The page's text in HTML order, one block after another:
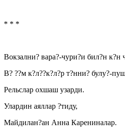
* * *
Вокзални? вара?-чури?и бил?н к?н
В? ??м к?л??к?л?р т?нни? булу?-
Рельслар охшаш узарди.
Улардин аяллар ?тиду,
Майдилан?ан Анна Карениналар.